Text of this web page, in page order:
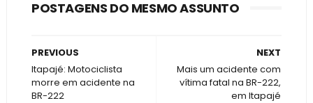
POSTAGENS DO MESMO ASSUNTO
NEXT
Mais um acidente com
vítima fatal na BR-222,
em Itapajé
PREVIOUS
Itapajé: Motociclista
morre em acidente na
BR-222